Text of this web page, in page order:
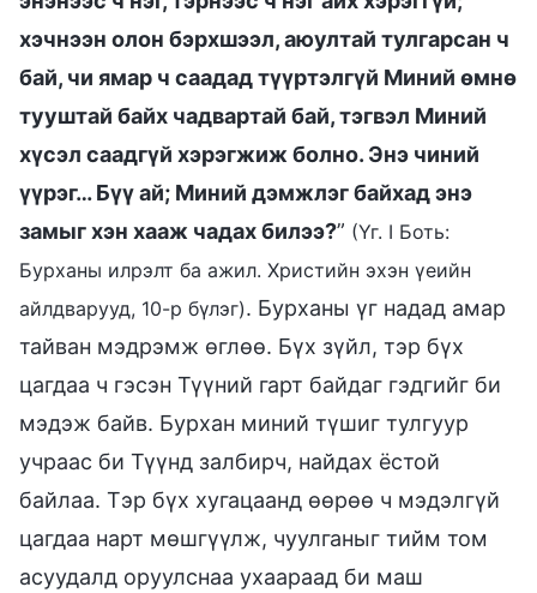
хэчнээн олон бэрхшээл, аюултай тулгарсан ч
бай, чи ямар ч саадад түүртэлгүй Миний өмнө
тууштай байх чадвартай бай, тэгвэл Миний
хүсэл саадгүй хэрэгжиж болно. Энэ чиний
үүрэг… Бүү ай; Миний дэмжлэг байхад энэ
замыг хэн хааж чадах билээ?” (Үг. I Боть:
Бурханы илрэлт ба ажил. Христийн эхэн үеийн
айлдварууд, 10-р бүлэг). Бурханы үг надад амар
тайван мэдрэмж өглөө. Бүх зүйл, тэр бүх
цагдаа ч гэсэн Түүний гарт байдаг гэдгийг би
мэдэж байв. Бурхан миний түшиг тулгуур
учраас би Түүнд залбирч, найдах ёстой
байлаа. Тэр бүх хугацаанд өөрөө ч мэдэлгүй
цагдаа нарт мөшгүүлж, чуулганыг тийм том
асуудалд оруулснаа ухаараад би маш